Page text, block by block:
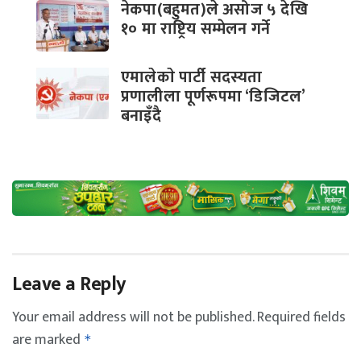
नेकपा(बहुमत)ले असोज ५ देखि
१० मा राष्ट्रिय सम्मेलन गर्ने
एमालेकाे पार्टी सदस्यता
प्रणालीला पूर्णरूपमा ‘डिजिटल’
बनाइँदै
Leave a Reply
Your email address will not be published.Required fields
are marked *